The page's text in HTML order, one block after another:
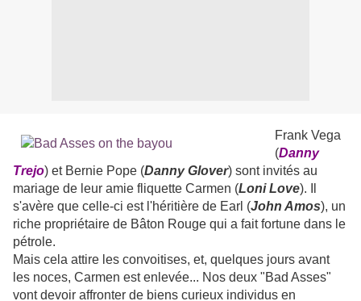
Frank Vega
(Danny
Trejo) et Bernie Pope (Danny Glover) sont invités au
mariage de leur amie fliquette Carmen (Loni Love). Il
s'avère que celle-ci est l'héritière de Earl (John Amos), un
riche propriétaire de Bâton Rouge qui a fait fortune dans le
pétrole.
Mais cela attire les convoitises, et, quelques jours avant
les noces, Carmen est enlevée... Nos deux "Bad Asses"
vont devoir affronter de biens curieux individus en